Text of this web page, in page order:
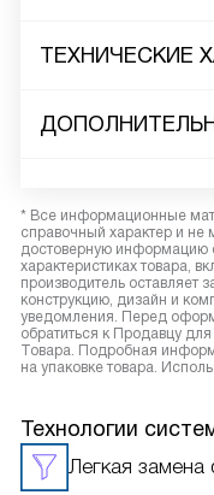
ТЕХНИЧЕСКИЕ
* Все информационные
справочный характер и не
достоверную информацию
характеристиках товара,
производитель оставляет
конструкцию, дизайн и
уведомления. Перед
обратиться к Продавцу
Товара. Подробная
на упаковке товара.
Технологии
Легкая замена